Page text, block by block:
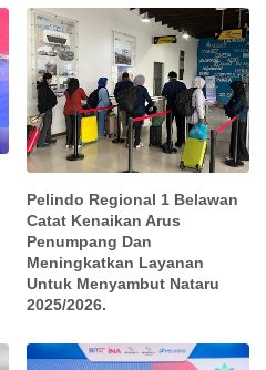
Pelindo Regional 1 Belawan
Catat Kenaikan Arus
Penumpang Dan
Meningkatkan Layanan
Untuk Menyambut Nataru
2025/2026.